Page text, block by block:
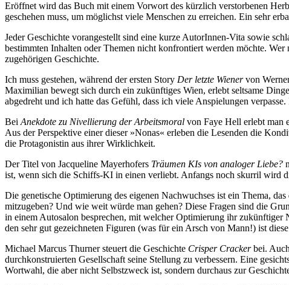
Eröffnet wird das Buch mit einem Vorwort des kürzlich verstorbenen
geschehen muss, um möglichst viele Menschen zu erreichen. Ein sehr
Jeder Geschichte vorangestellt sind eine kurze AutorInnen-Vita sowie
bestimmten Inhalten oder Themen nicht konfrontiert werden möchte.
zugehörigen Geschichte.
Ich muss gestehen, während der ersten Story Der letzte Wienervon
Maximilian bewegt sich durch ein zukünftiges Wien, erlebt seltsame
abgedreht und ich hatte das Gefühl, dass ich viele Anspielungen
Bei Anekdote zu Nivellierung der Arbeitsmoral von Faye Hell erlebt man
Aus der Perspektive einer dieser »Nonas« erleben die Lesenden die
die Protagonistin aus ihrer Wirklichkeit.
Der Titel von Jacqueline Mayerhofers Träumen KIs von analoger Liebe?
ist, wenn sich die Schiffs-KI in einen verliebt. Anfangs noch skurril wird
Die genetische Optimierung des eigenen Nachwuchses ist ein Thema,
mitzugeben? Und wie weit würde man gehen? Diese Fragen sind die
in einem Autosalon besprechen, mit welcher Optimierung ihr zukünftiger
den sehr gut gezeichneten Figuren (was für ein Arsch von Mann!) ist
Michael Marcus Thurner steuert die Geschichte Crisper Crackerbei.
durchkonstruierten Gesellschaft seine Stellung zu verbessern. Eine
Wortwahl, die aber nicht Selbstzweck ist, sondern durchaus zur